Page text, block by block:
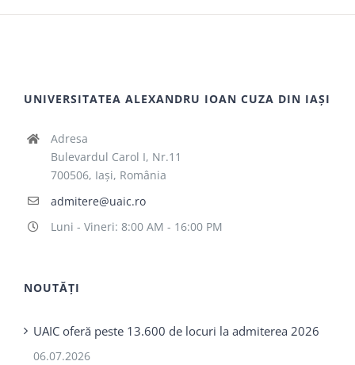
UNIVERSITATEA ALEXANDRU IOAN CUZA DIN IAȘI
Adresa
Bulevardul Carol I, Nr.11
700506, Iaşi, România
admitere@uaic.ro
Luni - Vineri: 8:00 AM - 16:00 PM
NOUTĂȚI
UAIC oferă peste 13.600 de locuri la admiterea 2026
06.07.2026